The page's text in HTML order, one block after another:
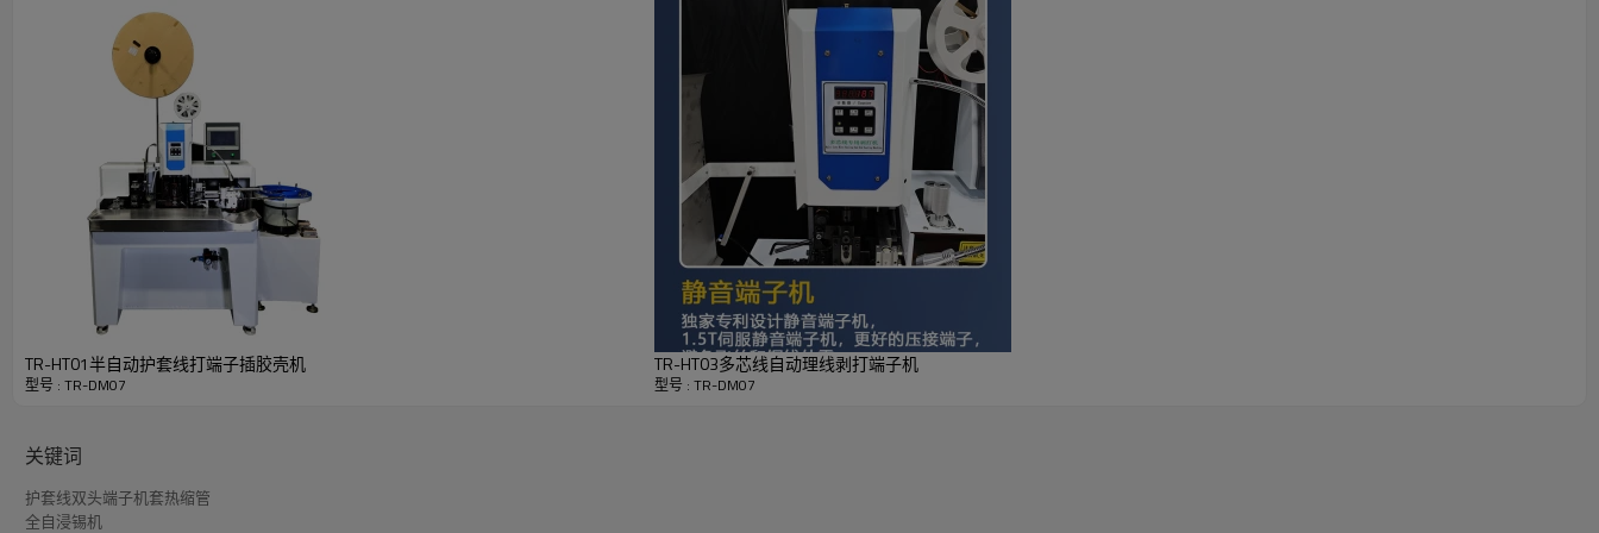
TR-HT01半自动护套线打端子插胶壳机
型号 : TR-DM07
TR-HT03多芯线自动理线剥打端子机
型号 : TR-DM07
关键词
护套线双头端子机套热缩管
全自浸锡机